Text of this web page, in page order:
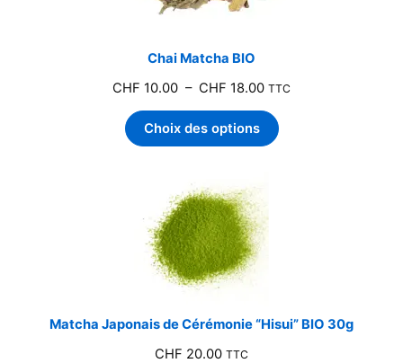
Chai Matcha BIO
CHF 10.00 – CHF 18.00Plage
de
prix :
TTC
Choix des options
Matcha Japonais de Cérémonie “Hisui” BIO 30g
CHF 20.00 TTC